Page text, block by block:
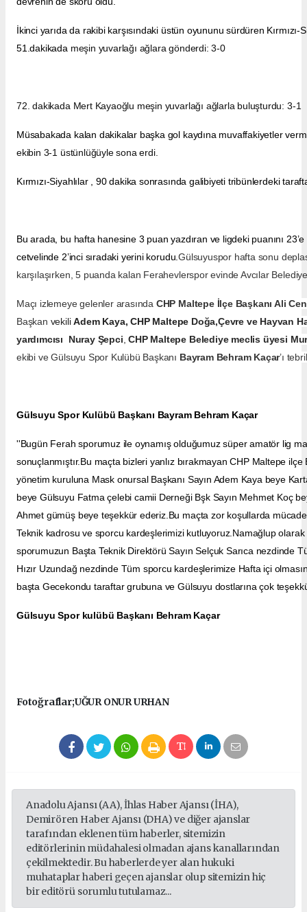
İkinci yarıda da rakibi karşısındaki üstün oyununu sürdüren Kırmızı-
51.dakikada meşin yuvarlağı ağlara gönderdi: 3-0
72. dakikada Mert Kayaoğlu meşin yuvarlağı ağlarla buluşturdu: 3-1
Müsabakada kalan dakikalar başka gol kaydına muvaffakiyetler
ekibin 3-1 üstünlüğüyle sona erdi.
Kırmızı-Siyahlılar , 90 dakika sonrasında galibiyeti tribünlerdeki
Bu arada, bu hafta hanesine 3 puan yazdıran ve ligdeki puanını
cetvelinde 2’inci sıradaki yerini korudu.Gülsuyuspor hafta sonu
karşılaşırken, 5 puanda kalan Ferahevlerspor evinde Avcılar
Maçı izlemeye gelenler arasında CHP Maltepe İlçe Başkanı Ali
Başkan vekiliAdem Kaya, CHP Maltepe Doğa,Çevre ve Hayvan
yardımcısı
Nuray Şepci ,CHP Maltepe Belediye meclis üyesi
ekibi ve Gülsuyu Spor Kulübü Başkanı Bayram Behram Kaçar’ı
Gülsuyu Spor Kulübü Başkanı Bayram Behram Kaçar
''Bugün Ferah sporumuz ile oynamış olduğumuz süper amatör lig
sonuçlanmıştır.Bu maçta bizleri yanlız bırakmayan CHP Maltepe
yönetim kuruluna Mask onursal Başkanı Sayın Adem Kaya beye
beye Gülsuyu Fatma çelebi camii Derneği Bşk Sayın Mehmet Koç
Ahmet gümüş beye teşekkür ederiz.Bu maçta zor koşullarda
Teknik kadrosu ve sporcu kardeşlerimizi kutluyoruz.Namağlup
sporumuzun Başta Teknik Direktörü SayınSelçuk Sarıca nezdinde
Hızır Uzundağ nezdinde Tüm sporcu kardeşlerimize Hafta içi
başta Gecekondu taraftar grubuna ve Gülsuyu dostlarına çok
Gülsuyu Spor kulübü Başkanı Behram Kaçar
Fotoğraflar;UĞUR ONUR URHAN
Anadolu Ajansı (AA), İhlas Haber Ajansı (İHA),
Demirören Haber Ajansı (DHA) ve diğer ajanslar
tarafından eklenen tüm haberler, sitemizin
editörlerinin müdahalesi olmadan ajans kanallarından
çekilmektedir. Bu haberlerde yer alan hukuki
muhataplar haberi geçen ajanslar olup sitemizin hiç
bir editörü sorumlu tutulamaz...